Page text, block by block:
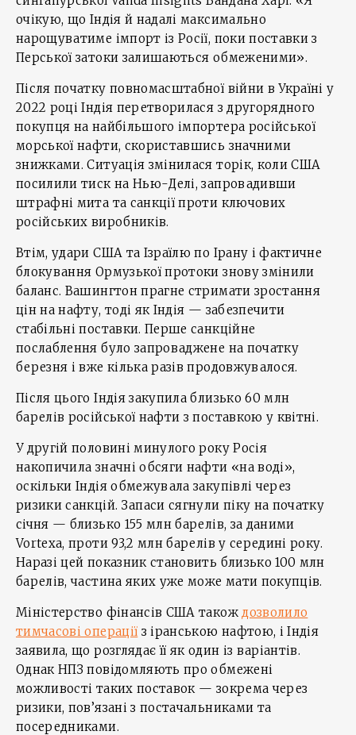
очікую, що Індія й надалі максимально
нарощуватиме імпорт із Росії, поки поставки з
Перської затоки залишаються обмеженими».
Після початку повномасштабної війни в Україні у
2022 році Індія перетворилася з другорядного
покупця на найбільшого імпортера російської
морської нафти, скориставшись значними
знижками. Ситуація змінилася торік, коли США
посилили тиск на Нью-Делі, запровадивши
штрафні мита та санкції проти ключових
російських виробників.
Втім, удари США та Ізраїлю по Ірану і фактичне
блокування Ормузької протоки знову змінили
баланс. Вашингтон прагне стримати зростання
цін на нафту, тоді як Індія — забезпечити
стабільні поставки. Перше санкційне
послаблення було запроваджене на початку
березня і вже кілька разів продовжувалося.
Після цього Індія закупила близько 60 млн
барелів російської нафти з поставкою у квітні.
У другій половині минулого року Росія
накопичила значні обсяги нафти «на воді»,
оскільки Індія обмежувала закупівлі через
ризики санкцій. Запаси сягнули піку на початку
січня — близько 155 млн барелів, за даними
Vortexa, проти 93,2 млн барелів у середині року.
Наразі цей показник становить близько 100 млн
барелів, частина яких уже може мати покупців.
Міністерство фінансів США такождозволило
тимчасові операції з іранською нафтою, і Індія
заявила, що розглядає її як один із варіантів.
Однак НПЗ повідомляють про обмежені
можливості таких поставок — зокрема через
ризики, пов’язані з постачальниками та
посередниками.